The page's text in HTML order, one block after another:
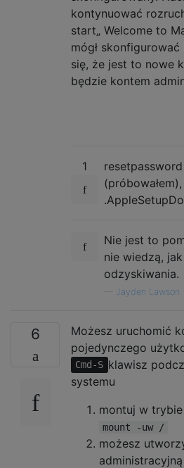
kontynuować
start„ Welcome to
mógł
się, że jest to nowe
będzie kontem
1
Nie jest to
nie wiedzą,
odzyskiwania.
Jayden Lawson
6
Możesz uruchomić
pojedynczego
Cmd-S klawisz
systemu
montuj w
mount -uw /
możesz